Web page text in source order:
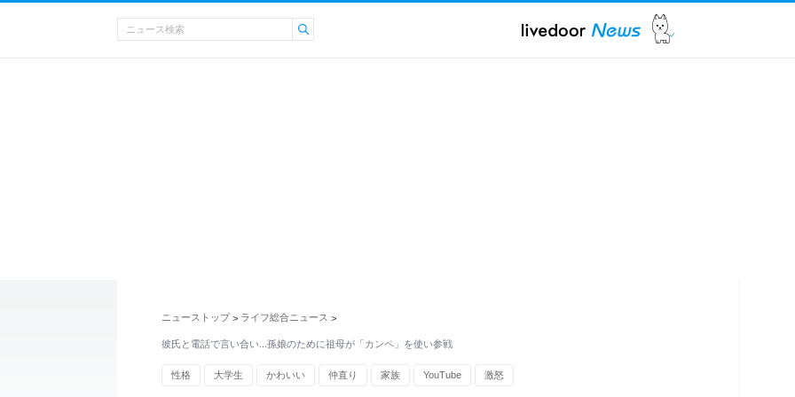
ニューストップ > ライフ総合ニュース >
彼氏と電話で言い合い...孫娘のために祖母が「カンペ」を使い参戦
性格 大学生 かわいい 仲直り 家族 YouTube 激怒